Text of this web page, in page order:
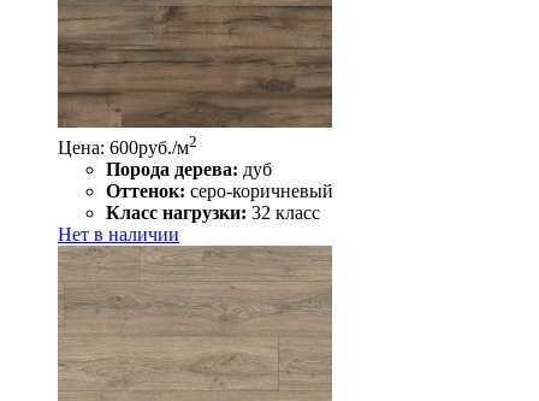
Цена: 600руб./м2
Порода дерева: дуб
Оттенок: серо-коричневый
Класс нагрузки: 32 класс
Нет в наличии